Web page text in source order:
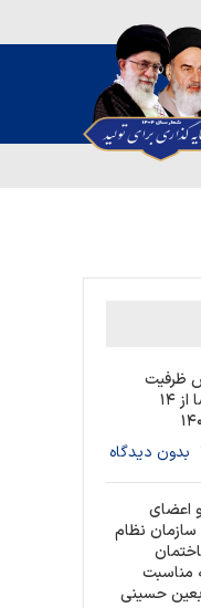
ظرفیت
اشتغال اعضا از ۱۴
بدون دیدگاه
اعضای
نظام
مناسبت
حسینی